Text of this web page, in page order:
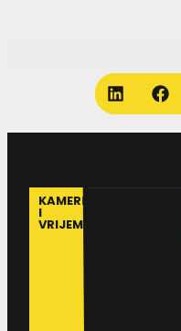
KAMERE
I
VRIJEME